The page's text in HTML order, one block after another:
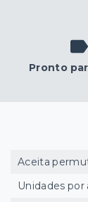
Pronto
Aceita
Unidades por